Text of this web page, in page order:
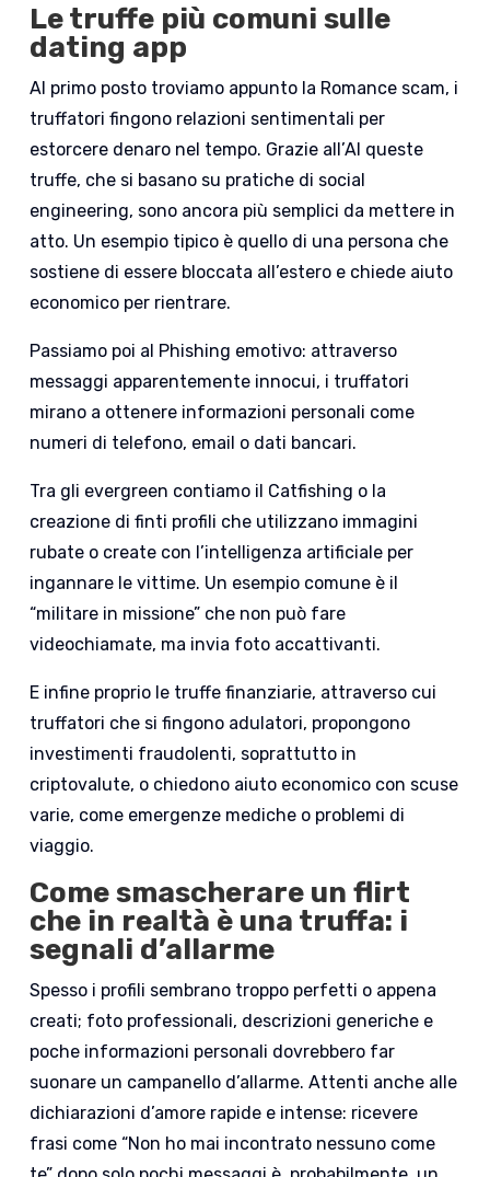
Le truffe più comuni sulle
dating app
Al primo posto troviamo appunto la Romance scam, i
truffatori fingono relazioni sentimentali per
estorcere denaro nel tempo. Grazie all’AI queste
truffe, che si basano su pratiche di social
engineering, sono ancora più semplici da mettere in
atto. Un esempio tipico è quello di una persona che
sostiene di essere bloccata all’estero e chiede aiuto
economico per rientrare.
Passiamo poi al Phishing emotivo: attraverso
messaggi apparentemente innocui, i truffatori
mirano a ottenere informazioni personali come
numeri di telefono, email o dati bancari.
Tra gli evergreen contiamo il Catfishing o la
creazione di finti profili che utilizzano immagini
rubate o create con l’intelligenza artificiale per
ingannare le vittime. Un esempio comune è il
“militare in missione” che non può fare
videochiamate, ma invia foto accattivanti.
E infine proprio le truffe finanziarie, attraverso cui
truffatori che si fingono adulatori, propongono
investimenti fraudolenti, soprattutto in
criptovalute, o chiedono aiuto economico con scuse
varie, come emergenze mediche o problemi di
viaggio.
Come smascherare un flirt
che in realtà è una truffa: i
segnali d’allarme
Spesso i profili sembrano troppo perfetti o appena
creati; foto professionali, descrizioni generiche e
poche informazioni personali dovrebbero far
suonare un campanello d’allarme. Attenti anche alle
dichiarazioni d’amore rapide e intense: ricevere
frasi come “Non ho mai incontrato nessuno come